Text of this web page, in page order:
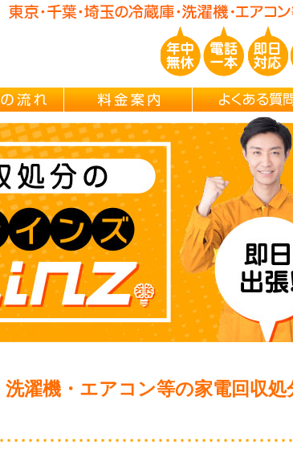
玉/千葉/神奈川の 冷蔵庫・洗濯機・エアコン買取処分・
ご依頼の流れ 料金案内
濯機・エアコン等の家電回収処